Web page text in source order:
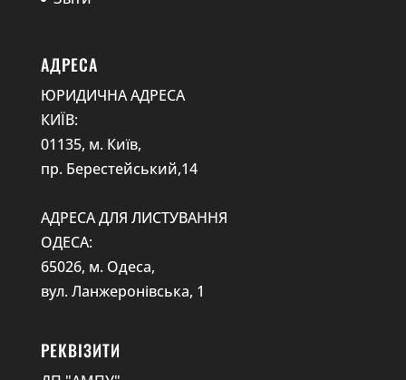
АДРЕСА
ЮРИДИЧНА АДРЕСА
КИЇВ:
01135, м. Київ,
пр. Берестейський,14
АДРЕСА ДЛЯ ЛИСТУВАННЯ
ОДЕСА:
65026, м. Одеса,
вул. Ланжеронівська, 1
РЕКВІЗИТИ